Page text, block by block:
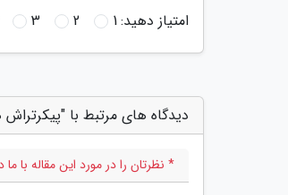
امتیاز دهید:1
2
3
دیدگاه های مرتبط با
* نظرتان را در مورد این مقاله با ما